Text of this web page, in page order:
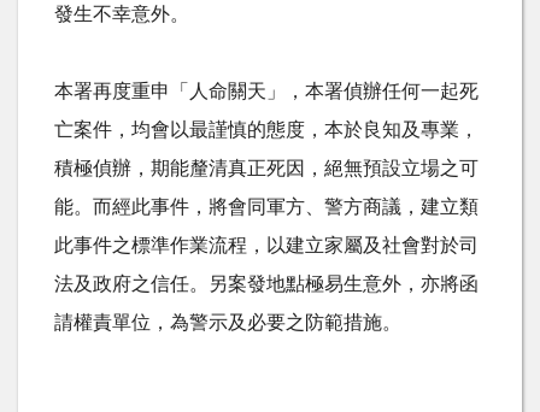
發生不幸意外。
本署再度重申「人命關天」，本署偵辦任何一起死
亡案件，均會以最謹慎的態度，本於良知及專業，
積極偵辦，期能釐清真正死因，絕無預設立場之可
能。而經此事件，將會同軍方、警方商議，建立類
此事件之標準作業流程，以建立家屬及社會對於司
法及政府之信任。另案發地點極易生意外，亦將函
請權責單位，為警示及必要之防範措施。